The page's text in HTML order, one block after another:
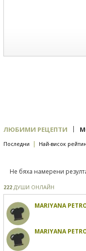
ЛЮБИМИ РЕЦЕПТИ |
Последни | Най-висок
Не бяха намерени
222 ДУШИ ОНЛАЙН
MARIYANA
MARIYANA